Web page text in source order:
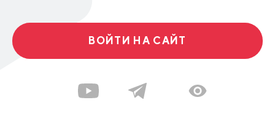
ВОЙТИ НА САЙТ